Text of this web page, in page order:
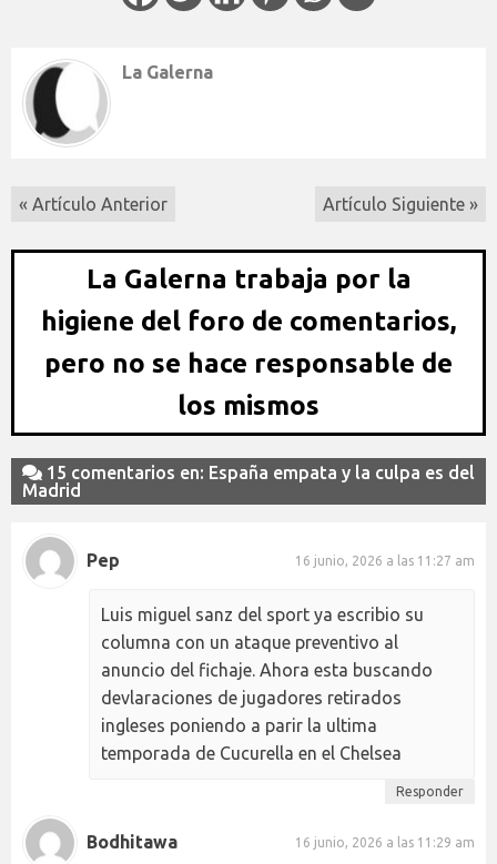
La Galerna
« Artículo Anterior Artículo Siguiente »
La Galerna trabaja por la
higiene del foro de comentarios,
pero no se hace responsable de
los mismos
15 comentarios en: España empata y la culpa es del
Madrid
Pep 16 junio, 2026 a las 11:27 am
Luis miguel sanz del sport ya escribio su
columna con un ataque preventivo al
anuncio del fichaje. Ahora esta buscando
devlaraciones de jugadores retirados
ingleses poniendo a parir la ultima
temporada de Cucurella en el Chelsea
Responder
Bodhitawa 16 junio, 2026 a las 11:29 am